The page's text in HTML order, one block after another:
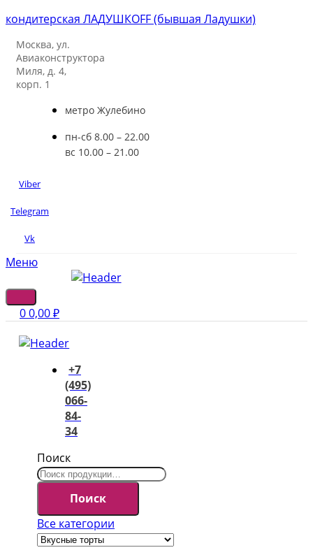
кондитерская ЛАДУШКOFF (бывшая Ладушки)
Москва, ул.
Авиаконструктора
Миля, д. 4,
корп. 1
метро Жулебино
пн-сб 8.00 – 22.00
вс 10.00 – 21.00
Viber
Telegram
Vk
Меню
00,00₽
+7
(495)
066-
84-
34
Поиск
Поиск
Все категории